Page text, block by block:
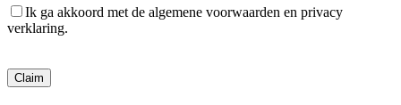
Ik ga akkoord met de algemene voorwaarden en privacy
verklaring.